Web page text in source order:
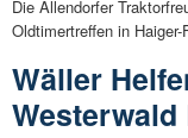
Die Allendorfer
Oldtimertreffen in
Wäller